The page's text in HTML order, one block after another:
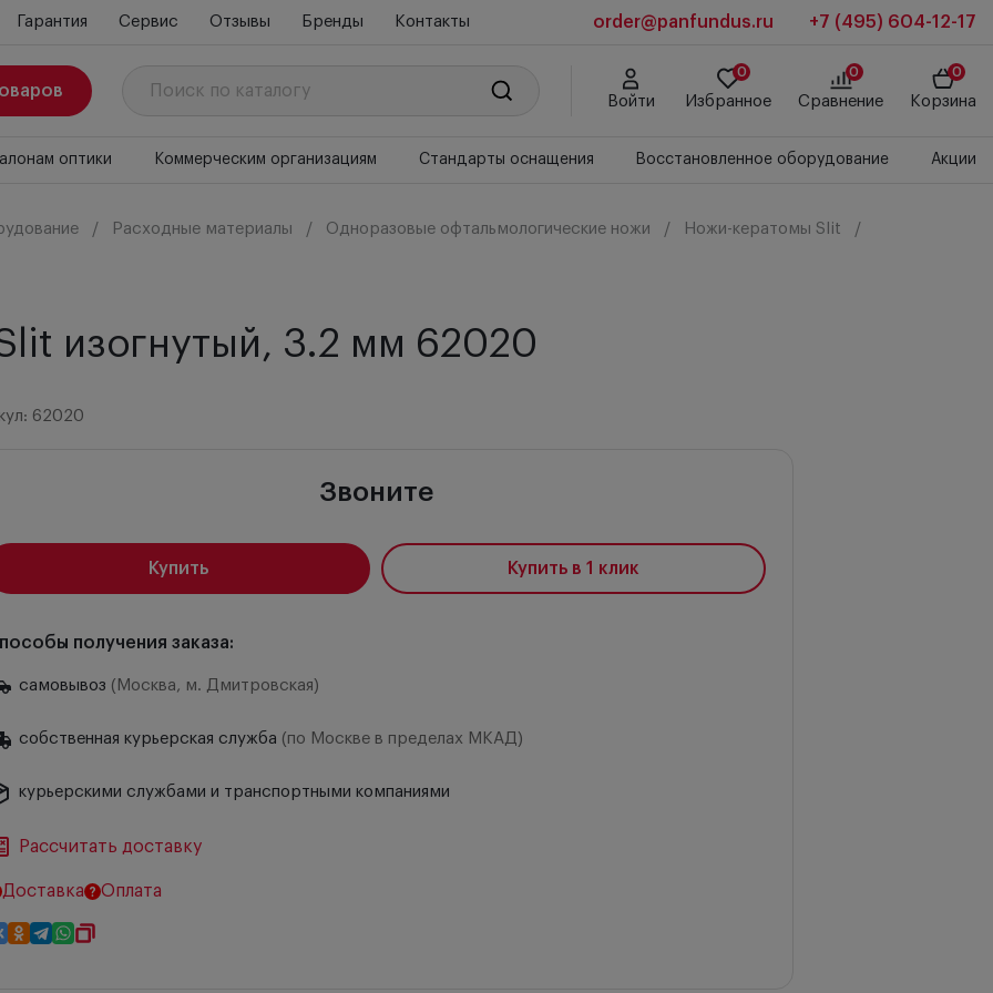
Гарантия Сервис Отзывы Бренды Контакты order@panfundus.ru +7 (495) 604-12-17
Войти
0
Избранное
0
Сравнение
0
Корзина
оптики Коммерческим организациям Стандарты оснащения Восстановленное оборудование Акции
Расходные материалы Одноразовые офтальмологические ножи Ножи-кератомы Slit
изогнутый, 3.2 мм 62020
62020
Звоните
Купить Купить в 1 клик
получения заказа:
самовывоз (Москва, м. Дмитровская)
собственная курьерская служба (по Москве в пределах МКАД)
курьерскими службами и транспортными компаниями
Рассчитать доставку
Доставка Оплата